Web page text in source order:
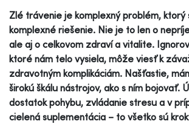
Zlé trávenie je komplexný problém, ktorý
komplexné riešenie. Nie je to len o
ale aj o celkovom zdraví a vitalite.
ktoré nám telo vysiela, môže viesť k
zdravotným komplikáciám. Našťastie,
širokú škálu nástrojov, ako s ním bojovať.
dostatok pohybu, zvládanie stresu a v
cielená suplementácia – to všetko sú